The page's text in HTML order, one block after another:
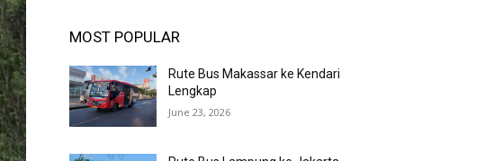
MOST POPULAR
Rute Bus Makassar ke Kendari
Lengkap
June 23, 2026